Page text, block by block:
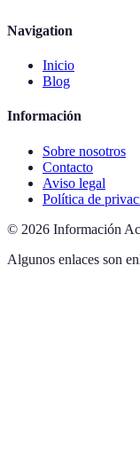
Navigation
Inicio
Blog
Información
Sobre nosotros
Contacto
Aviso legal
Política de
© 2026 Información
Algunos enlaces son